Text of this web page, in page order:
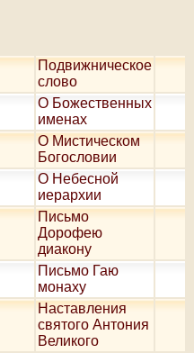
Подвижническое
слово
О Божественных
именах
О Мистическом
Богословии
О Небесной
иерархии
Письмо
Дорофею
диакону
Письмо Гаю
монаху
Наставления
святого Антония
Великого